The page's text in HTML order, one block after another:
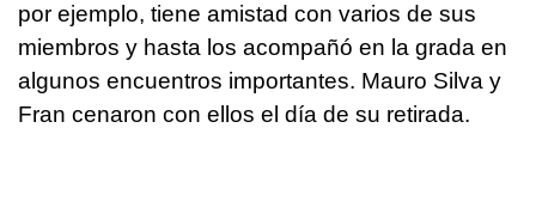
por ejemplo, tiene amistad con varios de sus
miembros y hasta los acompañó en la grada en
algunos encuentros importantes. Mauro Silva y
Fran cenaron con ellos el día de su retirada.